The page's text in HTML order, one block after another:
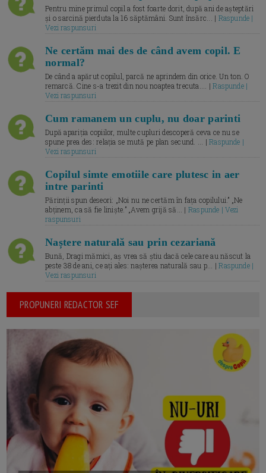
Pentru mine primul copil a fost foarte dorit, după ani de așteptări
și o sarcină pierduta la 16 săptămâni. Sunt însărc... | Raspunde |
Vezi raspunsuri
Ne certăm mai des de când avem copil. E
normal?
De când a apărut copilul, parcă ne aprindem din orice. Un ton. O
remarcă. Cine s-a trezit din nou noaptea trecuta.... |Raspunde |
Vezi raspunsuri
Cum ramanem un cuplu, nu doar parinti
După apariția copiilor, multe cupluri descoperă ceva ce nu se
spune prea des: relația se mută pe plan secund. ... |Raspunde |
Vezi raspunsuri
Copilul simte emotiile care plutesc in aer
intre parinti
Părinții spun deseori: „Noi nu ne certăm în fața copilului.” „Ne
abținem, ca să fie liniște.” „Avem grijă să... | Raspunde | Vezi
raspunsuri
Naștere naturală sau prin cezariană
Bună, Dragi mămici, aș vrea să știu dacă cele care au născut la
peste 38 de ani, ce ați ales: nașterea naturală sau p... |Raspunde |
Vezi raspunsuri
PROPUNERI REDACTOR SEF